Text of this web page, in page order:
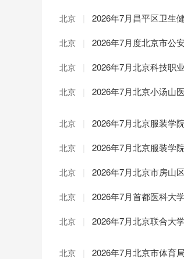
北京 2026年7月昌平区卫生
北京 2026年7月度北京市公
北京 2026年7月北京科技职
北京 2026年7月北京小汤山
北京 2026年7月北京服装学
北京 2026年7月北京服装学
北京 2026年7月北京市房山
北京 2026年7月首都医科大
北京 2026年7月北京联合大
北京 2026年7月北京市体育